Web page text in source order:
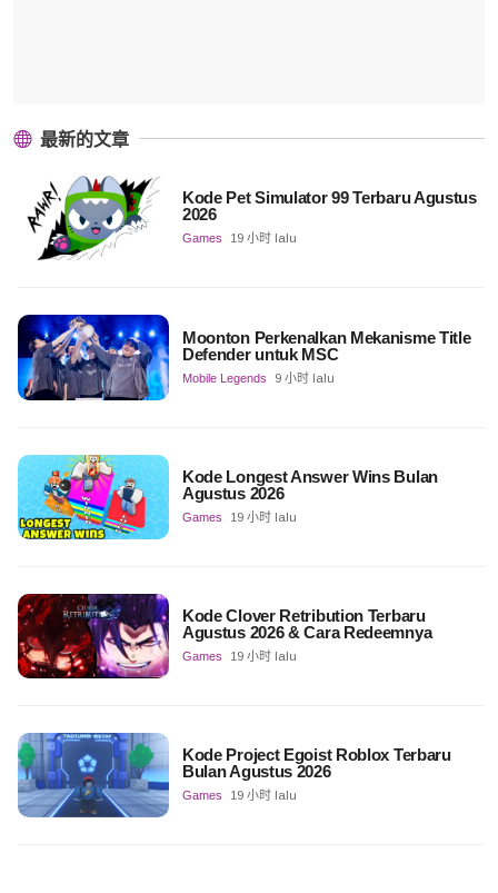
最新的文章
Kode Pet Simulator 99 Terbaru Agustus
2026
Games 19 小时 lalu
Moonton Perkenalkan Mekanisme Title
Defender untuk MSC
Mobile Legends 9 小时 lalu
Kode Longest Answer Wins Bulan
Agustus 2026
Games 19 小时 lalu
Kode Clover Retribution Terbaru
Agustus 2026 & Cara Redeemnya
Games 19 小时 lalu
Kode Project Egoist Roblox Terbaru
Bulan Agustus 2026
Games 19 小时 lalu